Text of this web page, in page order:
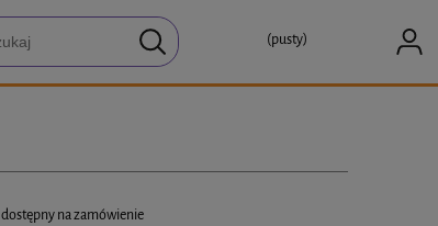
(pusty)
dostępny na zamówienie